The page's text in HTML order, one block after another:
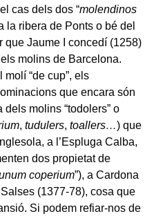
cas dels dos “molendinos
la ribera de Ponts o bé del
que Jaume I concedí (1258)
molins de Barcelona.
molí “de cup”, els
que encara són
molins “todolers” o
, tudulers, toallers…) que
a l’Espluga Calba,
dos propietat de
coperium”), a Cardona
(1377-78), cosa que
Si podem refiar-nos de